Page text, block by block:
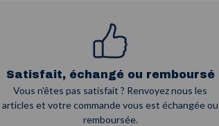
Satisfait, échangé ou remboursé
Vous n'êtes pas satisfait ? Renvoyez nous les
articles et votre commande vous est échangée ou
remboursée.